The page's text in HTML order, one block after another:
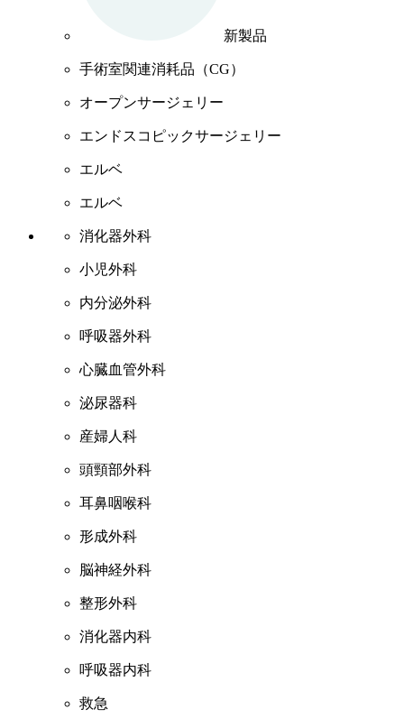
新製品
手術室関連消耗品（CG）
オープンサージェリー
エンドスコピックサージェリー
エルベ
エルベ
消化器外科
小児外科
内分泌外科
呼吸器外科
心臓血管外科
泌尿器科
産婦人科
頭頸部外科
耳鼻咽喉科
形成外科
脳神経外科
整形外科
消化器内科
呼吸器内科
救急